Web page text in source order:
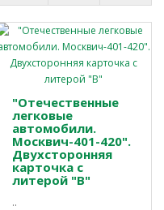
"Отечественные
легковые
автомобили.
Москвич-401-420".
Двухсторонняя
карточка с
литерой "В"
..